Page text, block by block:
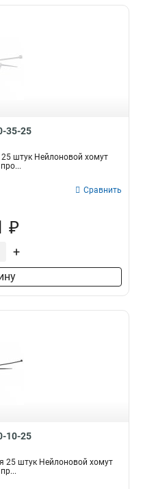
35-25
штук Нейлоновой хомут
Сравнить
₽
+
10-25
25 штук Нейлоновой хомут